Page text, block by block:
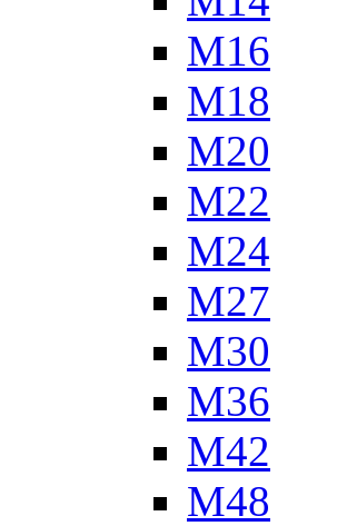
М16
М18
М20
М22
М24
М27
М30
М36
М42
М48